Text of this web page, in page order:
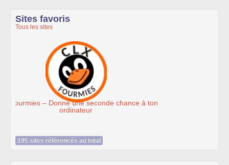
Sites favoris
Tous les sites
Association Éthiciel
195 sites référencés au total